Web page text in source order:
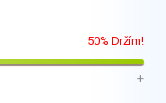
50% Držím!
+